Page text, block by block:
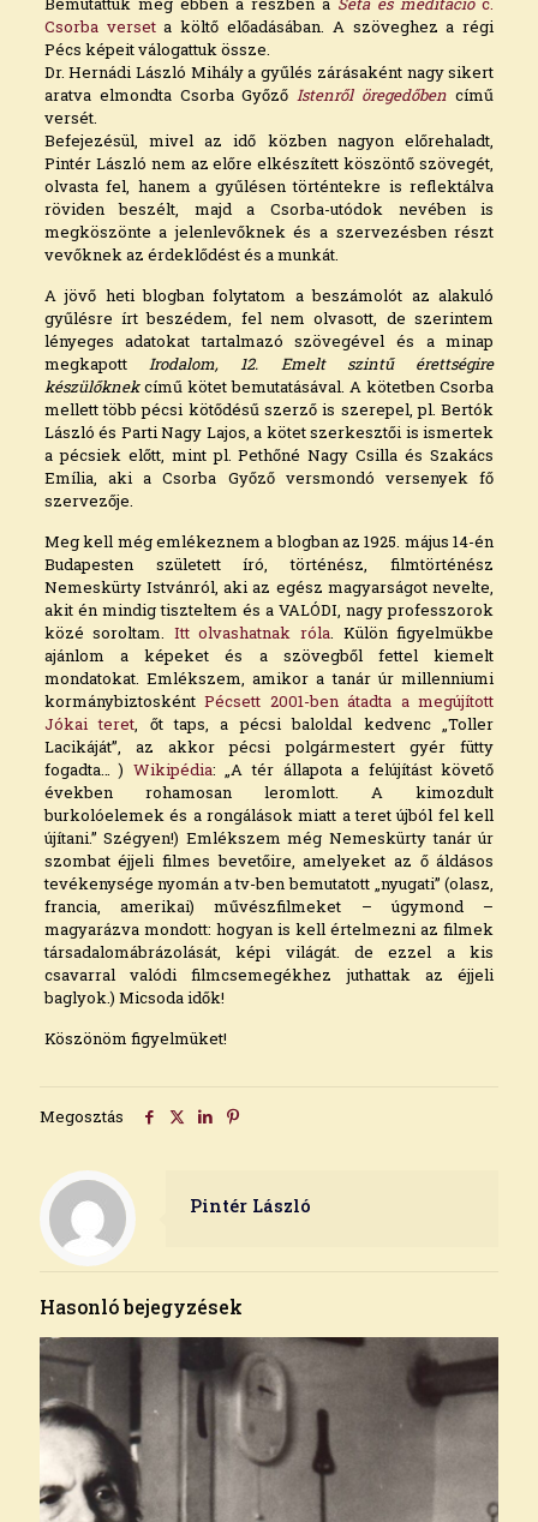
Csorba verseta költő előadásában. A szöveghez a régi
Pécs képeit válogattuk össze.
Dr. Hernádi László Mihály a gyűlés zárásaként nagy sikert
aratva elmondta Csorba GyőzőIstenről öregedőben című
versét.
Befejezésül, mivel az idő közben nagyon előrehaladt,
Pintér László nem az előre elkészített köszöntő szövegét,
olvasta fel, hanem a gyűlésen történtekre is reflektálva
röviden beszélt, majd a Csorba-utódok nevében is
megköszönte a jelenlevőknek és a szervezésben részt
vevőknek az érdeklődést és a munkát.
A jövő heti blogban folytatom a beszámolót az alakuló
gyűlésre írt beszédem, fel nem olvasott, de szerintem
lényeges adatokat tartalmazó szövegével és a minap
megkapottIrodalom, 12. Emelt szintű érettségire
készülőknekcímű kötet bemutatásával. A kötetben Csorba
mellett több pécsi kötődésű szerző is szerepel, pl. Bertók
László és Parti Nagy Lajos, a kötet szerkesztői is ismertek
a pécsiek előtt, mint pl. Pethőné Nagy Csilla és Szakács
Emília, aki a Csorba Győző versmondó versenyek fő
szervezője.
Meg kell még emlékeznem a blogban az 1925. május 14-én
Budapesten született író, történész, filmtörténész
Nemeskürty Istvánról, aki az egész magyarságot nevelte,
akit én mindig tiszteltem és a VALÓDI, nagy professzorok
közé soroltam. Itt olvashatnak róla. Külön figyelmükbe
ajánlom a képeket és a szövegből fettel kiemelt
mondatokat. Emlékszem, amikor a tanár úr millenniumi
kormánybiztoskéntPécsett 2001-ben átadta a megújított
Jókai teret, őt taps, a pécsi baloldal kedvenc „Toller
Lacikáját”, az akkor pécsi polgármestert gyér fütty
fogadta… ) Wikipédia: „A tér állapota a felújítást követő
években rohamosan leromlott. A kimozdult
burkolóelemek és a rongálások miatt a teret újból fel kell
újítani.” Szégyen!) Emlékszem még Nemeskürty tanár úr
szombat éjjeli filmes bevetőire, amelyeket az ő áldásos
tevékenysége nyomán a tv-ben bemutatott „nyugati” (olasz,
francia, amerikai) művészfilmeket – úgymond –
magyarázva mondott: hogyan is kell értelmezni az filmek
társadalomábrázolását, képi világát. de ezzel a kis
csavarral valódi filmcsemegékhez juthattak az éjjeli
baglyok.) Micsoda idők!
Köszönöm figyelmüket!
Megosztás
Pintér László
Hasonló bejegyzések